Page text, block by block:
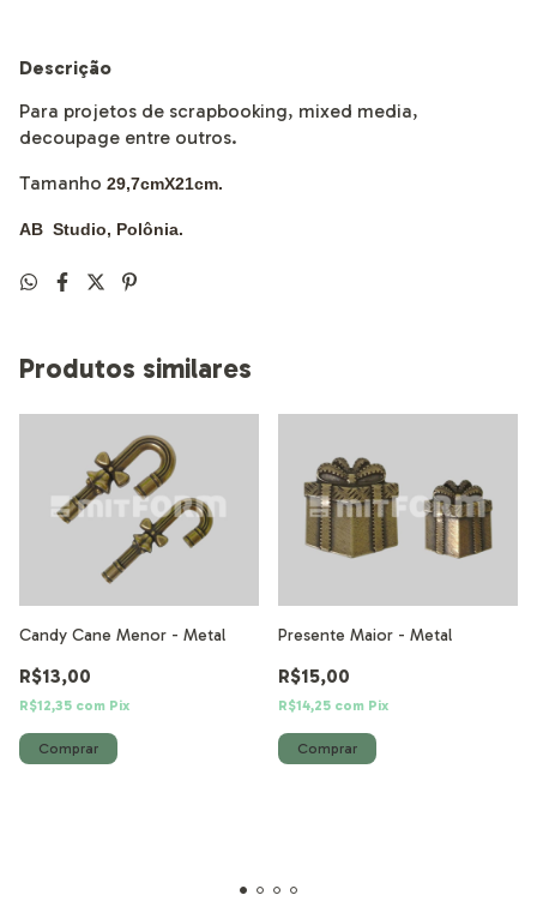
Descrição
Para projetos de scrapbooking, mixed media,
decoupage entre outros.
Tamanho 29,7cmX21cm.
AB Studio, Polônia.
Produtos similares
Candy Cane Menor - Metal
R$13,00
R$12,35 com Pix
Presente Maior - Metal
R$15,00
R$14,25 com Pix